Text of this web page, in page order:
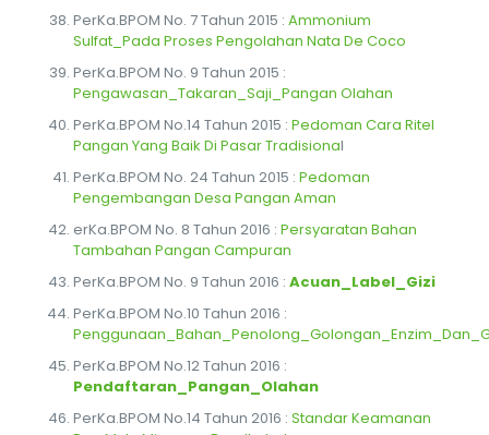
PerKa.BPOM No. 7 Tahun 2015 : Ammonium
Sulfat_Pada Proses Pengolahan Nata De Coco
PerKa.BPOM No. 9 Tahun 2015 :
Pengawasan_Takaran_Saji_Pangan Olahan
PerKa.BPOM No.14 Tahun 2015 : Pedoman Cara Ritel
Pangan Yang Baik Di Pasar Tradisional
PerKa.BPOM No. 24 Tahun 2015 : Pedoman
Pengembangan Desa Pangan Aman
erKa.BPOM No. 8 Tahun 2016 : Persyaratan Bahan
Tambahan Pangan Campuran
PerKa.BPOM No. 9 Tahun 2016 : Acuan_Label_Gizi
PerKa.BPOM No.10 Tahun 2016 :
PerKa.BPOM No.12 Tahun 2016 :
Pendaftaran_Pangan_Olahan
PerKa.BPOM No.14 Tahun 2016 : Standar Keamanan